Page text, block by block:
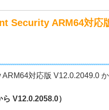
Security ARM64対応
対応版 V12.0.2049.0
V12.0.2058.0）